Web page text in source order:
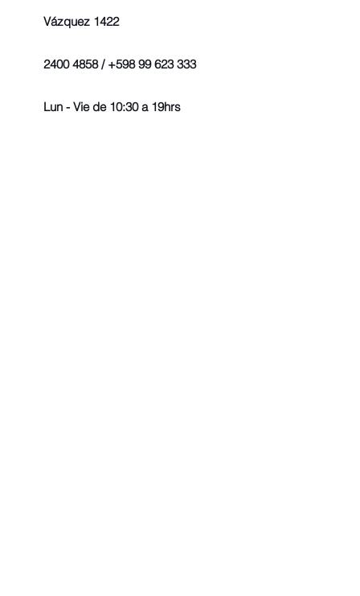
Vázquez 1422
2400 4858 / +598 99 623 333
Lun - Vie de 10:30 a 19hrs